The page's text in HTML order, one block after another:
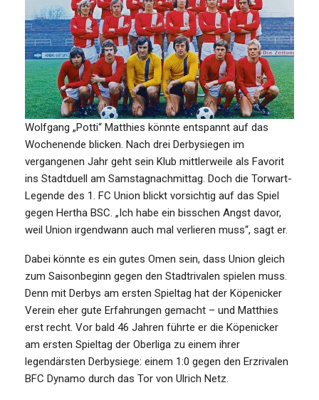
Wolfgang „Potti“ Matthies könnte entspannt auf das
Wochenende blicken. Nach drei Derbysiegen im
vergangenen Jahr geht sein Klub mittlerweile als Favorit
ins Stadtduell am Samstagnachmittag. Doch die Torwart-
Legende des 1. FC Union blickt vorsichtig auf das Spiel
gegen Hertha BSC. „Ich habe ein bisschen Angst davor,
weil Union irgendwann auch mal verlieren muss“, sagt er.
Dabei könnte es ein gutes Omen sein, dass Union gleich
zum Saisonbeginn gegen den Stadtrivalen spielen muss.
Denn mit Derbys am ersten Spieltag hat der Köpenicker
Verein eher gute Erfahrungen gemacht – und Matthies
erst recht. Vor bald 46 Jahren führte er die Köpenicker
am ersten Spieltag der Oberliga zu einem ihrer
legendärsten Derbysiege: einem 1:0 gegen den Erzrivalen
BFC Dynamo durch das Tor von Ulrich Netz.